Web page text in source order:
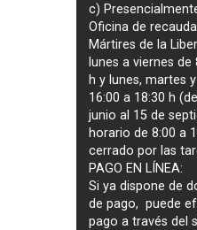
c)
Oficina de
Mártires de la
lunes a viernes de
h y lunes, martes
16:00 a 18:30 h
junio al 15 de
horario de 8:00 a
cerrado por las
PAGO EN LÍNEA:
Si ya dispone de
de pago, puede
pago a través del